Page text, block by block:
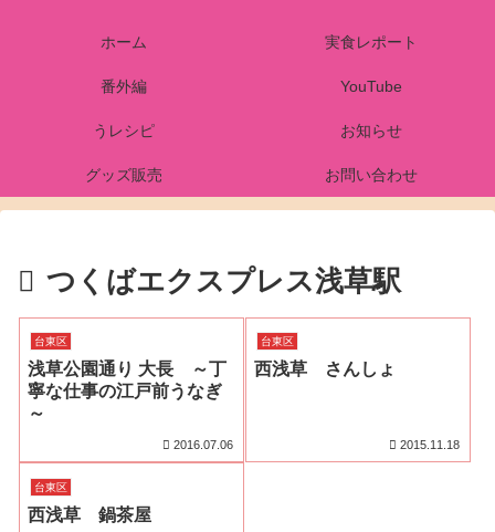
ホーム 実食レポート
番外編 YouTube
うレシピ お知らせ
グッズ販売 お問い合わせ
つくばエクスプレス浅草駅
台東区
浅草公園通り 大長 ～丁
寧な仕事の江戸前うなぎ
～
2016.07.06
台東区
西浅草 さんしょ
2015.11.18
台東区
西浅草 鍋茶屋